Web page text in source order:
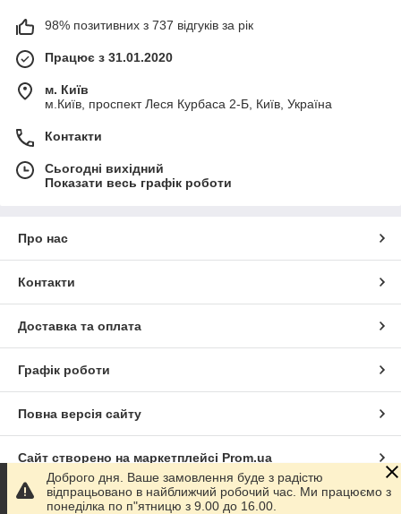
98% позитивних з 737 відгуків за рік
Працює з 31.01.2020
м. Київ
м.Київ, проспект Леся Курбаса 2-Б, Київ, Україна
Контакти
Сьогодні вихідний
Показати весь графік роботи
Про нас
Контакти
Доставка та оплата
Графік роботи
Повна версія сайту
Сайт створено на маркетплейсі Prom.ua
Політика конфіденційності
Доброго дня. Ваше замовлення буде з радістю
відпрацьовано в найближчий робочий час. Ми працюємо з
понеділка по п"ятницю з 9.00 до 16.00.